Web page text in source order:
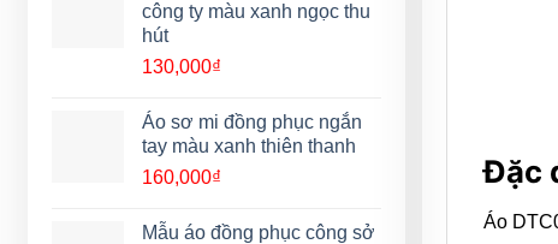
công ty màu xanh ngọc thu
hút
130,000₫
Áo sơ mi đồng phục ngắn
tay màu xanh thiên thanh
160,000₫
Mẫu áo đồng phục công sở
Đặc
Áo